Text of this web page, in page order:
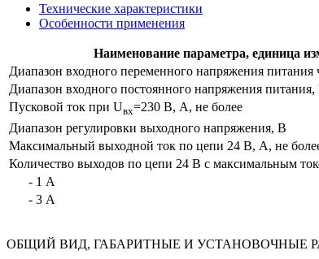
Технические характеристики
Особенности применения
Наименование параметра, единица
Диапазон входного переменного напряжения
Диапазон входного постоянного напряжения питания,
Пусковой ток при Uвх=230 В, А, не более
Диапазон регулировки выходного напряжения, В
Максимальный выходной ток по цепи 24 В, А, не
Количество выходов по цепи 24 В с максимальным
- 1 А
- 3 А
ОБЩИЙ ВИД, ГАБАРИТНЫЕ И УСТАНОВОЧНЫЕ